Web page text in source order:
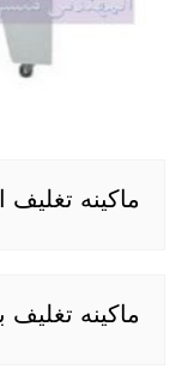
ماكينه تغليف
ماكينه تغليف